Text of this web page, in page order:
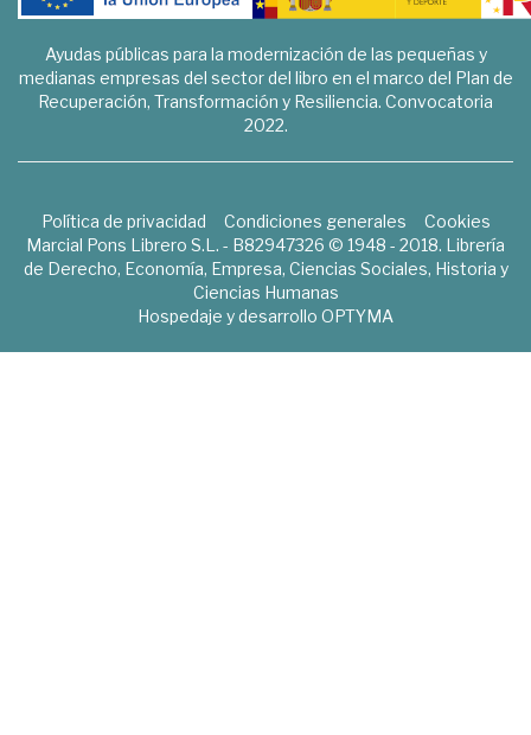
Ayudas públicas para la modernización de las pequeñas y
medianas empresas del sector del libro en el marco del Plan de
Recuperación, Transformación y Resiliencia. Convocatoria
2022.
Política de privacidad Condiciones generales
Cookies
Marcial Pons Librero S.L. - B82947326 © 1948 - 2018. Librería
de Derecho, Economía, Empresa, Ciencias Sociales, Historia y
Ciencias Humanas
Hospedaje y desarrollo OPTYMA